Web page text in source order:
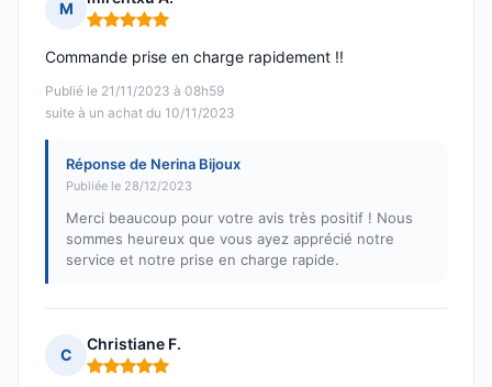
M
Note : 5 sur 5
Publié le 21/11/2023 à 08h59
suite à un achat du 10/11/2023
Commande prise en charge rapidement !!
Réponse de Nerina Bijoux
Publiée le 28/12/2023
Merci beaucoup pour votre avis très positif ! Nous
sommes heureux que vous ayez apprécié notre
service et notre prise en charge rapide.
C
Christiane F.
Note : 5 sur 5